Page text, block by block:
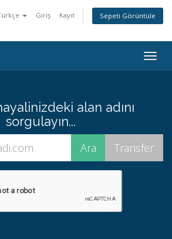
Giriş Kayıt Sepeti Görüntüle
alan adını
sorgulayın...